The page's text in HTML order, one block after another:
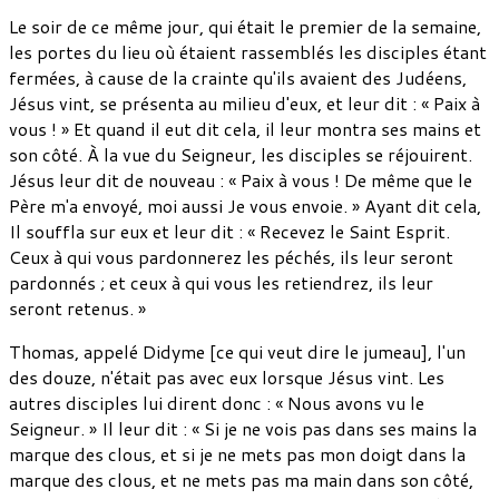
Le soir de ce même jour, qui était le premier de la semaine,
les portes du lieu où étaient rassemblés les disciples étant
fermées, à cause de la crainte qu'ils avaient des Judéens,
Jésus vint, se présenta au milieu d'eux, et leur dit : « Paix à
vous ! » Et quand il eut dit cela, il leur montra ses mains et
son côté. À la vue du Seigneur, les disciples se réjouirent.
Jésus leur dit de nouveau : « Paix à vous ! De même que le
Père m'a envoyé, moi aussi Je vous envoie. » Ayant dit cela,
Il souffla sur eux et leur dit : « Recevez le Saint Esprit.
Ceux à qui vous pardonnerez les péchés, ils leur seront
pardonnés ; et ceux à qui vous les retiendrez, ils leur
seront retenus. »
Thomas, appelé Didyme [ce qui veut dire le jumeau], l'un
des douze, n'était pas avec eux lorsque Jésus vint. Les
autres disciples lui dirent donc : « Nous avons vu le
Seigneur. » Il leur dit : « Si je ne vois pas dans ses mains la
marque des clous, et si je ne mets pas mon doigt dans la
marque des clous, et ne mets pas ma main dans son côté,